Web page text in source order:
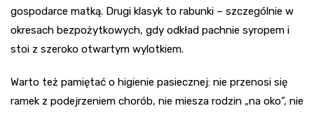
gospodarce matką. Drugi klasyk to rabunki – szczególnie w
okresach bezpożytkowych, gdy odkład pachnie syropem i
stoi z szeroko otwartym wylotkiem.
Warto też pamiętać o higienie pasiecznej: nie przenosi się
ramek z podejrzeniem chorób, nie miesza rodzin „na oko”, nie